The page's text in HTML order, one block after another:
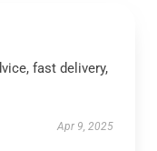
fast delivery,
Apr 9, 2025